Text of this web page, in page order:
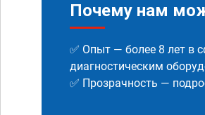
Почему нам
✅ Опыт — более 8 лет в
диагностическим
✅ Прозрачность —